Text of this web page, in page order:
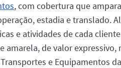
, com cobertura que
estadia e translado.
e atividades de cada
de valor expressivo,
e Equipamentos